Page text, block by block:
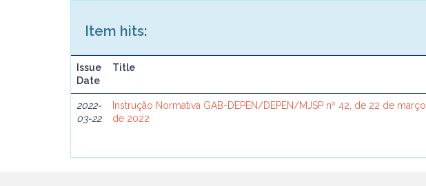
Item hits:
Issue
Date
Title
2022-
03-22
Instrução Normativa GAB-DEPEN/DEPEN/MJSP nº 42, de 22 de março
de 2022